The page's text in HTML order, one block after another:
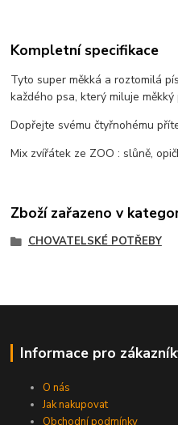
Kompletní specifikace
Tyto super měkká a roztomilá
každého psa, který miluje
Dopřejte svému čtyřnohému
Mix zvířátek ze ZOO : slůně,
Zboží zařazeno v
CHOVATELSKÉ POTŘEBY
Informace pro
O nás
Jak nakupovat
Obchodní podmínky